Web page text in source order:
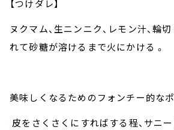
【つけダレ】
ヌクマム、生ニンニク、レモン汁、輪
れて砂糖が溶けるまで火にかける 。
美味しくなるためのフォンチー的な
皮をさくさくにすればする程、サニ